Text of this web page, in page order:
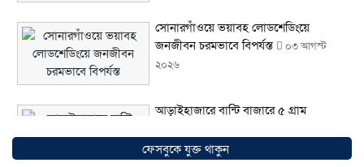
সোনারগাঁওয়ে ভয়াবহ লোডশেডিংয়ে
জনজীবন চরমভাবে বিপর্যস্ত
০৩ আগস্ট
২০২৬
আড়াইহাজারে বান্টি বাজারে ৫ গ্রাম
ফেসবুকে যুক্ত থাকুন